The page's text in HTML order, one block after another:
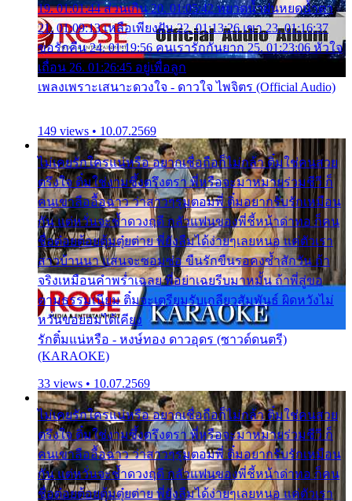
19. 01:01:44 ส่วนเกิน 20. 01:05:42 หยาดน้ำฝนหยดน้ำตา
21. 01:09:13 เหลือเพียงฝัน 22. 01:13:26 เขา 23. 01:16:37
ขอรักคืน 24. 01:19:56 คนเรารักกันยาก 25. 01:23:06 หัวใจ
เถื่อน 26. 01:26:45 อยู่เพื่อลูก
เพลงเพราะเสนาะดวงใจ - ดาวใจ ไพจิตร (Official Audio)
149 views • 10.07.2569
ไม่เคยรักใครแน่หรือ อยากเชื่อถือก็ไม่กล้า ติ๋มใช่คนสวย
ตรึงใจ ติ๋มใช่งามซึ้งตรึงตรา พี่หรือจะมาหมายร่วมชีวี ก็
คนเขาลืออื้อฉาว ว่าสาวๆรุมตอมพี่ ติ๋มอยากรับรักเหมือน
กัน แต่หวั่นจะช้ำดวงฤดี กลัวแฟนของพี่ชี้หน้าด่าทอ ก็คน
ชื่อต๋อยต้อยตุ้มตุ๋ยต่าย พี่ยังลืมได้ง่ายๆเลยหนอ แค่ตัวเรา
สาวบ้านนา แสนจะซอมซ่อ ขืนรักขืนรอคงช้ำสักวัน ถ้า
จริงเหมือนคำพร่ำเฉลย พี่อย่าเฉยรีบมาหมั้น ถ้าพี่สู่ขอ
ตามธรรมเนียม ติ๋มจะเตรียมรับเกลียวสัมพันธ์ ผิดหวังไม่
หวั่นขอยอมได้เคียง
รักติ๋มแน่หรือ - หงษ์ทอง ดาวอุดร (ซาวด์ดนตรี)
(KARAOKE)
33 views • 10.07.2569
ไม่เคยรักใครแน่หรือ อยากเชื่อถือก็ไม่กล้า ติ๋มใช่คนสวย
ตรึงใจ ติ๋มใช่งามซึ้งตรึงตรา พี่หรือจะมาหมายร่วมชีวี ก็
คนเขาลืออื้อฉาว ว่าสาวๆรุมตอมพี่ ติ๋มอยากรับรักเหมือน
กัน แต่หวั่นจะช้ำดวงฤดี กลัวแฟนของพี่ชี้หน้าด่าทอ ก็คน
ชื่อต๋อยต้อยตุ้มตุ๋ยต่าย พี่ยังลืมได้ง่ายๆเลยหนอ แค่ตัวเรา